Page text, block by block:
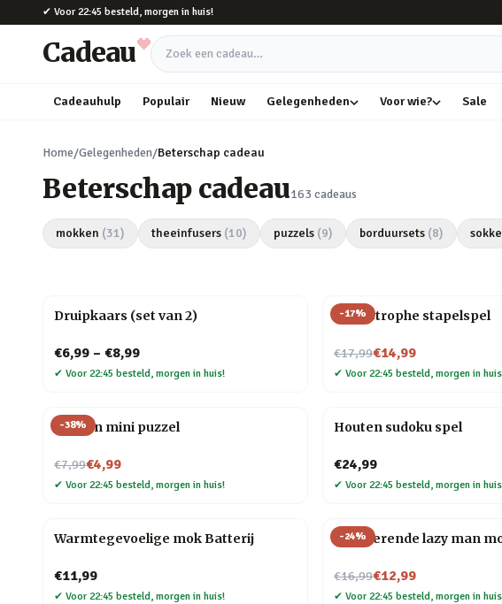
Naar hoofdinhoud
✔ Voor 22:45 besteld, morgen in huis!
Cadeau Zoek een cadeau
Cadeauhulp Populair Nieuw Gelegenheden Voor wie? Sale
Home/Gelegenheden/Beterschap cadeau
Beterschap cadeau163 cadeaus
mokken (31) theeinfusers (10) puzzels (9) borduursets (8)
Druipkaars (set van 2)
€6,99 – €8,99
✔ Voor 22:45 besteld, morgen in huis!
-17%
Cat-astrophe stapelspel
€17,99
Nu voor€14,99
✔ Voor 22:45 besteld, morgen in
-38%
Houten mini puzzel
€7,99
Nu voor€4,99
✔ Voor 22:45 besteld, morgen in huis!
Houten sudoku spel
€24,99
✔ Voor 22:45 besteld, morgen in
Warmtegevoelige mok Batterij
€11,99
✔ Voor 22:45 besteld, morgen in huis!
-24%
Zelfroerende lazy man
€16,99
Nu voor€12,99
✔ Voor 22:45 besteld, morgen in